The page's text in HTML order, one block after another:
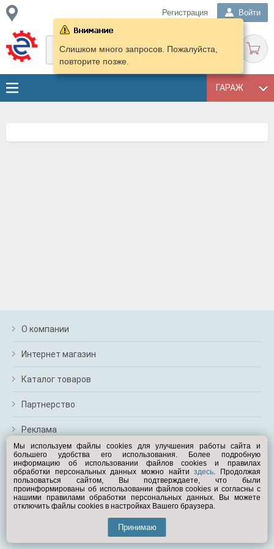
Регистрация Войти
ГАРАЖ
Слишком много запросов. Пожалуйста,
повторите позже.
О компании
Интернет магазин
Каталог товаров
Партнерство
Реклама
Перейти на полную версию
Вам помочь?
© Exist.ru 1998—2026
Мы используем файлы cookies для улучшения работы сайта и
большего удобства его использования. Более подробную
информацию об использовании файлов cookies и правилах
обработки персональных данных можно найтиздесь. Продолжая
пользоваться сайтом, Вы подтверждаете, что были
проинформированы об использовании файлов cookies и согласны с
нашими правилами обработки персональных данных. Вы можете
отключить файлы cookies в настройках Вашего браузера.
Принимаю